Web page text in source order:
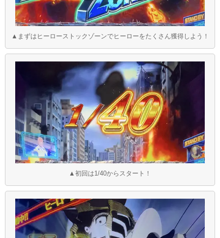
▲まずはヒーローストックゾーンでヒーローをたくさん獲得しよう！
▲初回は1/40からスタート！